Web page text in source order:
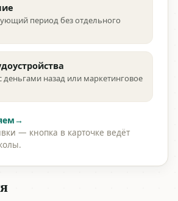
период без отдельного
деньгами назад или маркетинговое
→
— кнопка в карточке ведёт